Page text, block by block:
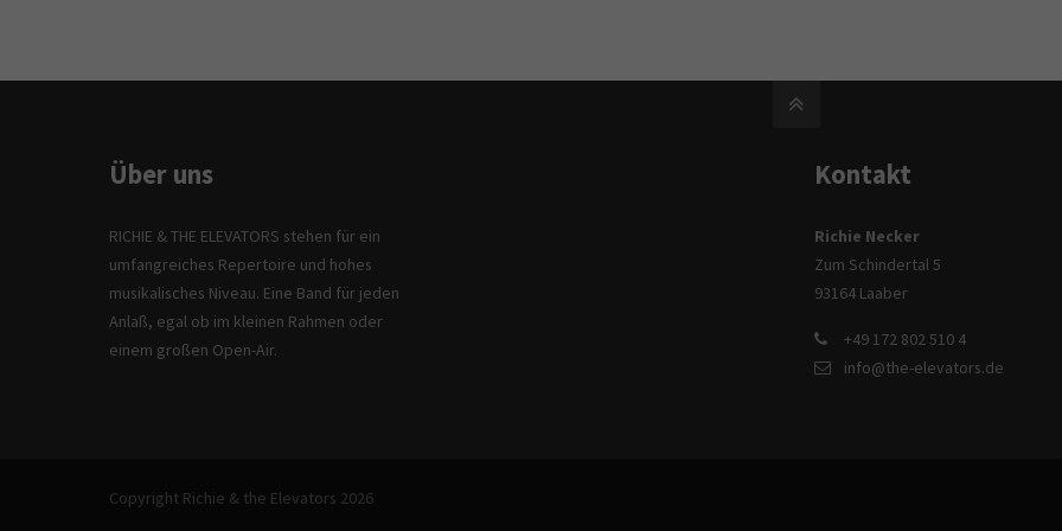
Über uns
RICHIE & THE ELEVATORS stehen für ein
umfangreiches Repertoire und hohes
musikalisches Niveau. Eine Band für jeden
Anlaß, egal ob im kleinen Rahmen oder
einem großen Open-Air.
Kontakt
Richie Necker
Zum Schindertal 5
93164 Laaber
+49 172 802 510 4
info@the-elevators.de
Copyright Richie & the Elevators 2026